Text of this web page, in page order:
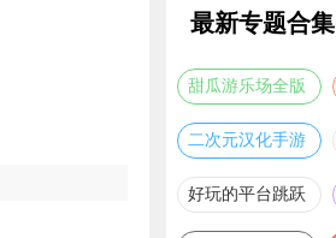
最新专题合集
甜瓜游乐场全版
本合集
二次元汉化手游
推荐
好玩的平台跳跃
游戏合集